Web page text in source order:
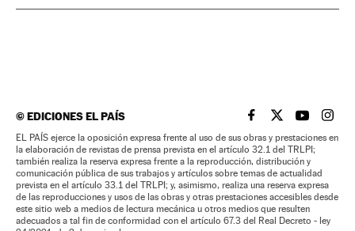
©EDICIONES EL PAÍS EL PAÍS BRASIL EN
EL PAÍSEL PAÍS
EL
EL PAÍS ejerce la oposición expresa frente al uso de sus obras y prestaciones en
la elaboración de revistas de prensa prevista en el artículo 32.1 del TRLPI;
también realiza la reserva expresa frente a la reproducción, distribución y
comunicación pública de sus trabajos y artículos sobre temas de actualidad
prevista en el artículo 33.1 del TRLPI; y, asimismo, realiza una reserva expresa
de las reproducciones y usos de las obras y otras prestaciones accesibles desde
este sitio web a medios de lectura mecánica u otros medios que resulten
adecuados a tal fin de conformidad con el artículo 67.3 del Real Decreto - ley